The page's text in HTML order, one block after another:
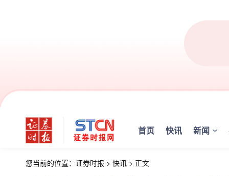
首页 快讯 新闻
您当前的位置： 证券时报 > 快讯 > 正文